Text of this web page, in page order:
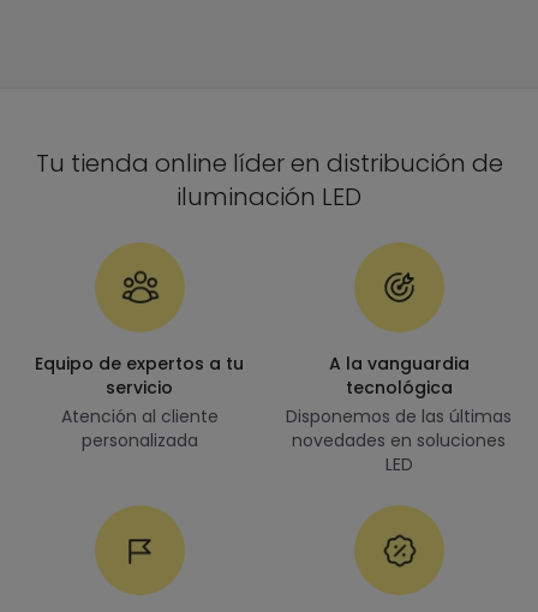
Tu tienda online líder en distribución de
iluminación LED
Equipo de expertos a tu
servicio
Atención al cliente
personalizada
A la vanguardia
tecnológica
Disponemos de las últimas
novedades en soluciones
LED